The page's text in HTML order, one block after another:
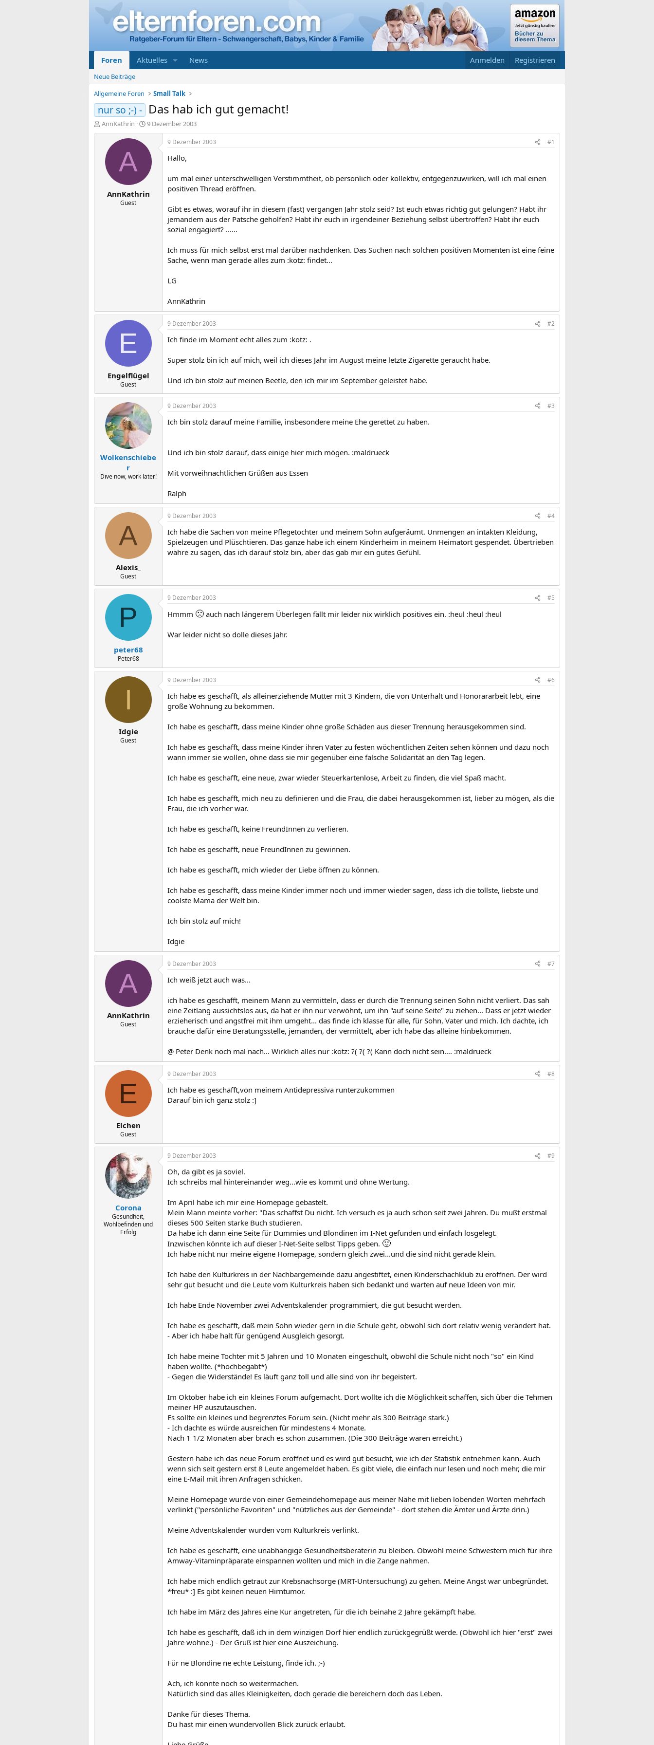
Foren Aktuelles News Anmelden Registrieren
Neue Beiträge
Allgemeine Foren
Small Talk
nur so ;-) - Das hab ich gut gemacht!
E
r
AnnKathrin
E
r
t
l
a
9 Dezember 2003
A
AnnKathrin
Guest
9 Dezember 2003 #1
Hallo,
um mal einer unterschwelligen Verstimmtheit, ob persönlich oder kollektiv, entgegenzuwirken, will ich mal einen
positiven Thread eröffnen.
Gibt es etwas, worauf ihr in diesem (fast) vergangen Jahr stolz seid? Ist euch etwas richtig gut gelungen? Habt ihr
jemandem aus der Patsche geholfen? Habt ihr euch in irgendeiner Beziehung selbst übertroffen? Habt ihr euch
sozial engagiert? ......
Ich muss für mich selbst erst mal darüber nachdenken. Das Suchen nach solchen positiven Momenten ist eine feine
Sache, wenn man gerade alles zum :kotz: findet...
LG
AnnKathrin
E
Engelflügel
Guest
9 Dezember 2003 #2
Ich finde im Moment echt alles zum :kotz: .
Super stolz bin ich auf mich, weil ich dieses Jahr im August meine letzte Zigarette geraucht habe.
Und ich bin stolz auf meinen Beetle, den ich mir im September geleistet habe.
Wolkenschiebe
r
Dive now, work later!
9 Dezember 2003 #3
Ich bin stolz darauf meine Familie, insbesondere meine Ehe gerettet zu haben.
Und ich bin stolz darauf, dass einige hier mich mögen. :maldrueck
Mit vorweihnachtlichen Grüßen aus Essen
Ralph
A
Alexis_
Guest
9 Dezember 2003 #4
Ich habe die Sachen von meine Pflegetochter und meinem Sohn aufgeräumt. Unmengen an intakten Kleidung,
Spielzeugen und Plüschtieren. Das ganze habe ich einem Kinderheim in meinem Heimatort gespendet. Übertrieben
währe zu sagen, das ich darauf stolz bin, aber das gab mir ein gutes Gefühl.
P
peter68
Peter68
9 Dezember 2003 #5
Hmmm 🙁 auch nach längerem Überlegen fällt mir leider nix wirklich positives ein. :heul :heul :heul
War leider nicht so dolle dieses Jahr.
I
Idgie
Guest
9 Dezember 2003 #6
Ich habe es geschafft, als alleinerziehende Mutter mit 3 Kindern, die von Unterhalt und Honorararbeit lebt, eine
große Wohnung zu bekommen.
Ich habe es geschafft, dass meine Kinder ohne große Schäden aus dieser Trennung herausgekommen sind.
Ich habe es geschafft, dass meine Kinder ihren Vater zu festen wöchentlichen Zeiten sehen können und dazu noch
wann immer sie wollen, ohne dass sie mir gegenüber eine falsche Solidarität an den Tag legen.
Ich habe es geschafft, eine neue, zwar wieder Steuerkartenlose, Arbeit zu finden, die viel Spaß macht.
Ich habe es geschafft, mich neu zu definieren und die Frau, die dabei herausgekommen ist, lieber zu mögen, als die
Frau, die ich vorher war.
Ich habe es geschafft, keine FreundInnen zu verlieren.
Ich habe es geschafft, neue FreundInnen zu gewinnen.
Ich habe es geschafft, mich wieder der Liebe öffnen zu können.
Ich habe es geschafft, dass meine Kinder immer noch und immer wieder sagen, dass ich die tollste, liebste und
coolste Mama der Welt bin.
Ich bin stolz auf mich!
Idgie
A
AnnKathrin
Guest
9 Dezember 2003 #7
Ich weiß jetzt auch was...
ich habe es geschafft, meinem Mann zu vermitteln, dass er durch die Trennung seinen Sohn nicht verliert. Das sah
eine Zeitlang aussichtslos aus, da hat er ihn nur verwöhnt, um ihn "auf seine Seite" zu ziehen... Dass er jetzt wieder
erzieherisch und angstfrei mit ihm umgeht... das finde ich klasse für alle, für Sohn, Vater und mich. Ich dachte, ich
brauche dafür eine Beratungsstelle, jemanden, der vermittelt, aber ich habe das alleine hinbekommen.
@ Peter Denk noch mal nach... Wirklich alles nur :kotz: ?( ?( ?( Kann doch nicht sein.... :maldrueck
E
Elchen
Guest
9 Dezember 2003 #8
Ich habe es geschafft,von meinem Antidepressiva runterzukommen
Darauf bin ich ganz stolz :]
Corona
Gesundheit,
Wohlbefinden und
Erfolg
9 Dezember 2003 #9
Oh, da gibt es ja soviel.
Ich schreibs mal hintereinander weg...wie es kommt und ohne Wertung.
Im April habe ich mir eine Homepage gebastelt.
Mein Mann meinte vorher: "Das schaffst Du nicht. Ich versuch es ja auch schon seit zwei Jahren. Du mußt erstmal
dieses 500 Seiten starke Buch studieren.
Da habe ich dann eine Seite für Dummies und Blondinen im I-Net gefunden und einfach losgelegt.
Inzwischen könnte ich auf dieser I-Net-Seite selbst Tipps geben. 🙂
Ich habe nicht nur meine eigene Homepage, sondern gleich zwei...und die sind nicht gerade klein.
Ich habe den Kulturkreis in der Nachbargemeinde dazu angestiftet, einen Kinderschachklub zu eröffnen. Der wird
sehr gut besucht und die Leute vom Kulturkreis haben sich bedankt und warten auf neue Ideen von mir.
Ich habe Ende November zwei Adventskalender programmiert, die gut besucht werden.
Ich habe es geschafft, daß mein Sohn wieder gern in die Schule geht, obwohl sich dort relativ wenig verändert hat.
- Aber ich habe halt für genügend Ausgleich gesorgt.
Ich habe meine Tochter mit 5 Jahren und 10 Monaten eingeschult, obwohl die Schule nicht noch "so" ein Kind
haben wollte. (*hochbegabt*)
- Gegen die Widerstände! Es läuft ganz toll und alle sind von ihr begeistert.
Im Oktober habe ich ein kleines Forum aufgemacht. Dort wollte ich die Möglichkeit schaffen, sich über die Tehmen
meiner HP auszutauschen.
Es sollte ein kleines und begrenztes Forum sein. (Nicht mehr als 300 Beiträge stark.)
- Ich dachte es würde ausreichen für mindestens 4 Monate.
Nach 1 1/2 Monaten aber brach es schon zusammen. (Die 300 Beiträge waren erreicht.)
Gestern habe ich das neue Forum eröffnet und es wird gut besucht, wie ich der Statistik entnehmen kann. Auch
wenn sich seit gestern erst 8 Leute angemeldet haben. Es gibt viele, die einfach nur lesen und noch mehr, die mir
eine E-Mail mit ihren Anfragen schicken.
Meine Homepage wurde von einer Gemeindehomepage aus meiner Nähe mit lieben lobenden Worten mehrfach
verlinkt ("persönliche Favoriten" und "nützliches aus der Gemeinde" - dort stehen die Ämter und Ärzte drin.)
Meine Adventskalender wurden vom Kulturkreis verlinkt.
Ich habe es geschafft, eine unabhängige Gesundheitsberaterin zu bleiben. Obwohl meine Schwestern mich für ihre
Amway-Vitaminpräparate einspannen wollten und mich in die Zange nahmen.
Ich habe mich endlich getraut zur Krebsnachsorge (MRT-Untersuchung) zu gehen. Meine Angst war unbegründet.
*freu* :] Es gibt keinen neuen Hirntumor.
Ich habe im März des Jahres eine Kur angetreten, für die ich beinahe 2 Jahre gekämpft habe.
Ich habe es geschafft, daß ich in dem winzigen Dorf hier endlich zurückgegrüßt werde. (Obwohl ich hier "erst" zwei
Jahre wohne.) - Der Gruß ist hier eine Auszeichung.
Für ne Blondine ne echte Leistung, finde ich. ;-)
Ach, ich könnte noch so weitermachen.
Natürlich sind das alles Kleinigkeiten, doch gerade die bereichern doch das Leben.
Danke für dieses Thema.
Du hast mir einen wundervollen Blick zurück erlaubt.